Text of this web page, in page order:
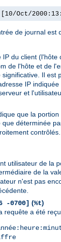
Oct/
de journal est
IP du client
de l'hôte et de
Il est
IP
et
que la
que déterminée
utilisateur de la
de la
n'est pas
-0700] (%t)
requête a été